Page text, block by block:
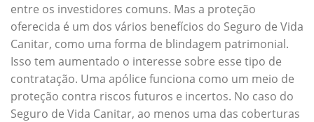
entre os investidores comuns. Mas a proteção
oferecida é um dos vários benefícios do Seguro de Vida
Canitar, como uma forma de blindagem patrimonial.
Isso tem aumentado o interesse sobre esse tipo de
contratação. Uma apólice funciona como um meio de
proteção contra riscos futuros e incertos. No caso do
Seguro de Vida Canitar, ao menos uma das coberturas